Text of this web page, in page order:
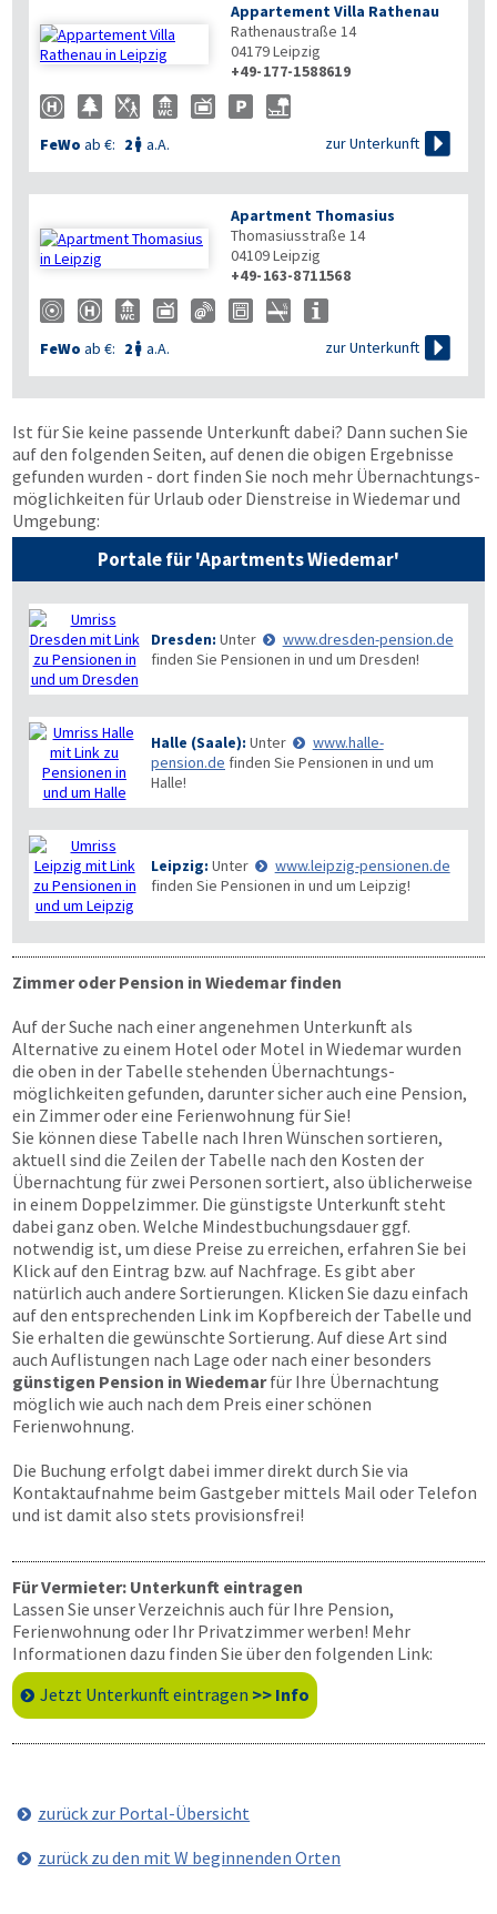
Appartement Villa Rathenau
Rathenaustraße 14
04179Leipzig
+49-177-1588619
FeWo ab €: 2  a.A. zur Unterkunft 
Apartment Thomasius
Thomasiusstraße 14
04109Leipzig
+49-163-8711568
FeWo ab €: 2  a.A. zur Unterkunft 
Ist für Sie keine passende Unterkunft dabei? Dann suchen Sie
auf den folgenden Seiten, auf denen die obigen Ergebnisse
gefunden wurden - dort finden Sie noch mehr Übernachtungs­
möglichkeiten für Urlaub oder Dienstreise in Wiedemar und
Umgebung:
Portale für 'Apartments Wiedemar'
Dresden: Unter
www.dresden-pension.de
finden Sie Pensionen in und um Dresden!
Halle (Saale): Unter
www.halle-
pension.de finden Sie Pensionen in und um
Halle!
Leipzig: Unter
www.leipzig-pensionen.de
finden Sie Pensionen in und um Leipzig!
Zimmer oder Pension in Wiedemar finden
Auf der Suche nach einer angenehmen Unterkunft als
Alternative zu einem Hotel oder Motel in Wiedemar wurden
die oben in der Tabelle stehenden Übernachtungs­
möglichkeiten gefunden, darunter sicher auch eine Pension,
ein Zimmer oder eine Ferienwohnung für Sie!
Sie können diese Tabelle nach Ihren Wünschen sortieren,
aktuell sind die Zeilen der Tabelle nach den Kosten der
Übernachtung für zwei Personen sortiert, also üblicherweise
in einem Doppelzimmer. Die günstigste Unterkunft steht
dabei ganz oben. Welche Mindestbuchungsdauer ggf.
notwendig ist, um diese Preise zu erreichen, erfahren Sie bei
Klick auf den Eintrag bzw. auf Nachfrage. Es gibt aber
natürlich auch andere Sortierungen. Klicken Sie dazu einfach
auf den entsprechenden Link im Kopfbereich der Tabelle und
Sie erhalten die gewünschte Sortierung. Auf diese Art sind
auch Auflistungen nach Lage oder nach einer besonders
günstigen Pension in Wiedemarfür Ihre Übernachtung
möglich wie auch nach dem Preis einer schönen
Ferienwohnung.
Die Buchung erfolgt dabei immer direkt durch Sie via
Kontaktaufnahme beim Gastgeber mittels Mail oder Telefon
und ist damit also stets provisionsfrei!
Für Vermieter: Unterkunft eintragen
Lassen Sie unser Verzeichnis auch für Ihre Pension,
Ferienwohnung oder Ihr Privatzimmer werben! Mehr
Informationen dazu finden Sie über den folgenden Link:
Jetzt Unterkunft eintragen >> Info
zurück zur Portal-Übersicht
zurück zu den mit W beginnenden Orten